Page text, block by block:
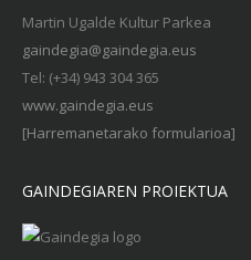
Martin Ugalde Kultur Parkea
gaindegia@gaindegia.eus
Tel: (+34) 943 304 365
www.gaindegia.eus
[Harremanetarako formularioa]
GAINDEGIAREN PROIEKTUA